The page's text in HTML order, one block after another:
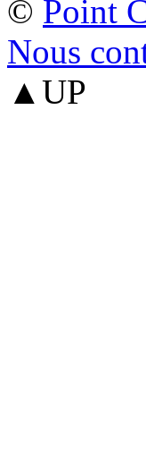
© Point
Nous
▲UP